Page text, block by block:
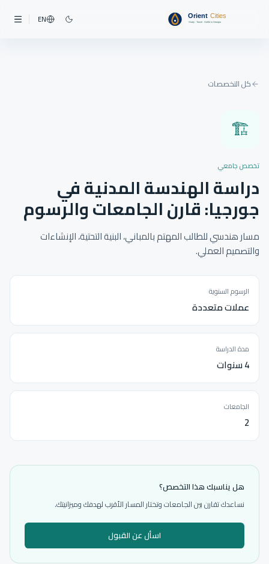
EN
كل التخصصات
🏗️
تخصص جامعي
دراسة الهندسة المدنية في
جورجيا: قارن الجامعات والرسوم
مسار هندسي للطالب المهتم بالمباني، البنية التحتية، الإنشاءات
والتصميم العملي.
الرسوم السنوية
عملات متعددة
مدة الدراسة
4 سنوات
الجامعات
2
هل يناسبك هذا التخصص؟
نساعدك تقارن بين الجامعات وتختار المسار الأقرب لهدفك وميزانيتك.
اسأل عن القبول